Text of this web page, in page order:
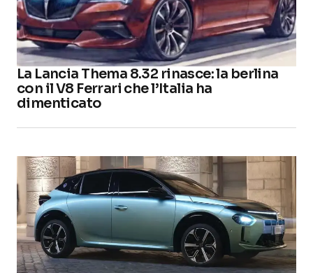
La Lancia Thema 8.32 rinasce: la berlina
con il V8 Ferrari che l’Italia ha
dimenticato